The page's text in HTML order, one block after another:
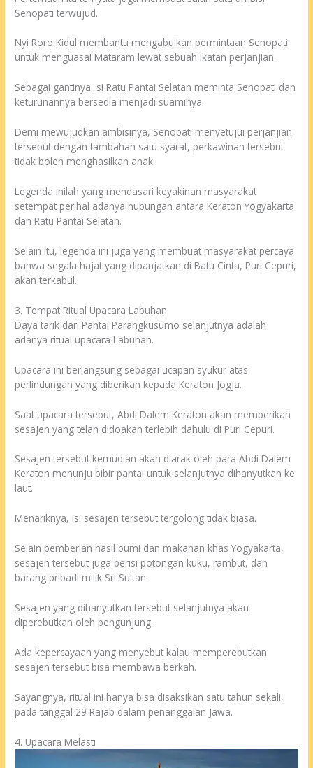
Senopati terwujud.
Nyi Roro Kidul membantu mengabulkan permintaan Senopati
untuk menguasai Mataram lewat sebuah ikatan perjanjian.
Sebagai gantinya, si Ratu Pantai Selatan meminta Senopati dan
keturunannya bersedia menjadi suaminya.
Demi mewujudkan ambisinya, Senopati menyetujui perjanjian
tersebut dengan tambahan satu syarat, perkawinan tersebut
tidak boleh menghasilkan anak.
Legenda inilah yang mendasari keyakinan masyarakat
setempat perihal adanya hubungan antara Keraton Yogyakarta
dan Ratu Pantai Selatan.
Selain itu, legenda ini juga yang membuat masyarakat percaya
bahwa segala hajat yang dipanjatkan di Batu Cinta, Puri Cepuri,
akan terkabul.
3. Tempat Ritual Upacara Labuhan
Daya tarik dari Pantai Parangkusumo selanjutnya adalah
adanya ritual upacara Labuhan.
Upacara ini berlangsung sebagai ucapan syukur atas
perlindungan yang diberikan kepada Keraton Jogja.
Saat upacara tersebut, Abdi Dalem Keraton akan memberikan
sesajen yang telah didoakan terlebih dahulu di Puri Cepuri.
Sesajen tersebut kemudian akan diarak oleh para Abdi Dalem
Keraton menunju bibir pantai untuk selanjutnya dihanyutkan ke
laut.
Menariknya, isi sesajen tersebut tergolong tidak biasa.
Selain pemberian hasil bumi dan makanan khas Yogyakarta,
sesajen tersebut juga berisi potongan kuku, rambut, dan
barang pribadi milik Sri Sultan.
Sesajen yang dihanyutkan tersebut selanjutnya akan
diperebutkan oleh pengunjung.
Ada kepercayaan yang menyebut kalau memperebutkan
sesajen tersebut bisa membawa berkah.
Sayangnya, ritual ini hanya bisa disaksikan satu tahun sekali,
pada tanggal 29 Rajab dalam penanggalan Jawa.
4. Upacara Melasti